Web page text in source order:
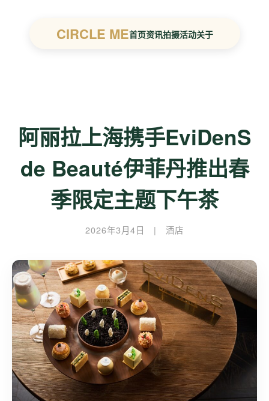
CIRCLE ME首页资讯拍摄活动关于
阿丽拉上海携手EviDenS
de Beauté伊菲丹推出春
季限定主题下午茶
2026年3月4日 | 酒店